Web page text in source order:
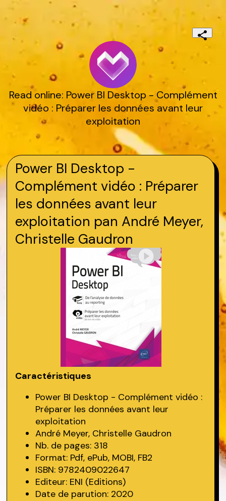
Read online: Power BI Desktop - Complément
vidéo : Préparer les données avant leur
exploitation
Power BI Desktop -
Complément vidéo : Préparer
les données avant leur
exploitation pan André Meyer,
Christelle Gaudron
Caractéristiques
Power BI Desktop - Complément vidéo :
Préparer les données avant leur
exploitation
André Meyer, Christelle Gaudron
Nb. de pages: 318
Format: Pdf, ePub, MOBI, FB2
ISBN: 9782409022647
Editeur: ENI (Editions)
Date de parution: 2020